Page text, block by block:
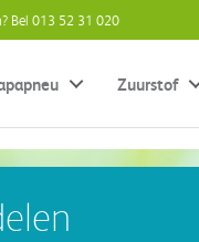
Bel 013 52 31 020
Zuurstof